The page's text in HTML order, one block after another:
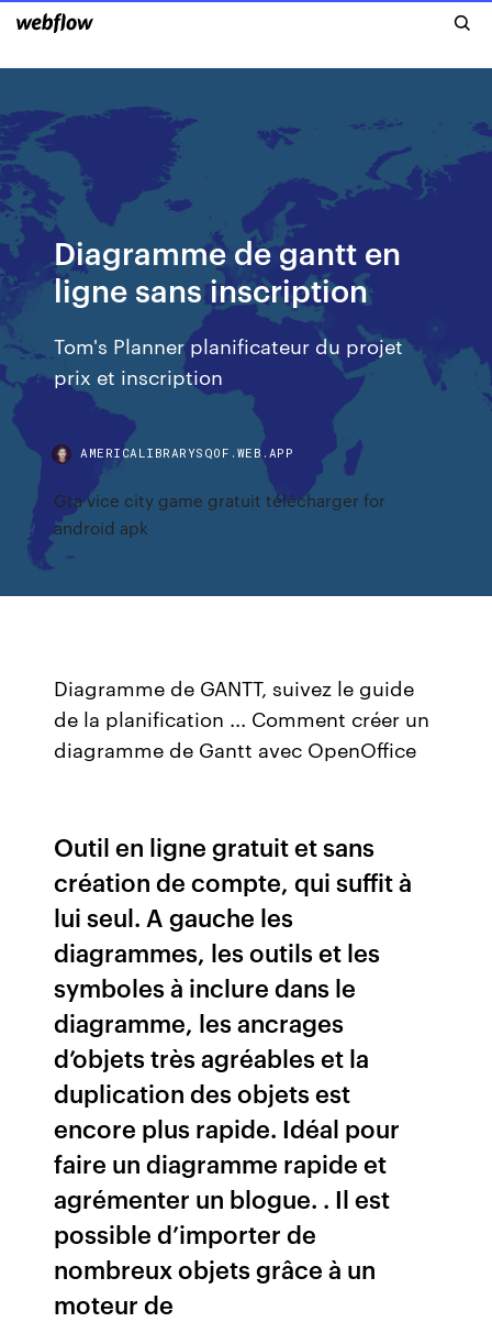
Diagramme de gantt en
ligne sans inscription
Tom's Planner planificateur du projet
prix et inscription
AMERICALIBRARYSQOF.WEB.APP
Gta vice city game gratuit télécharger for
android apk
Diagramme de GANTT, suivez le guide
de la planification ... Comment créer un
diagramme de Gantt avec OpenOffice
Outil en ligne gratuit et sans
création de compte, qui suffit à
lui seul. A gauche les
diagrammes, les outils et les
symboles à inclure dans le
diagramme, les ancrages
d’objets très agréables et la
duplication des objets est
encore plus rapide. Idéal pour
faire un diagramme rapide et
agrémenter un blogue. . Il est
possible d’importer de
nombreux objets grâce à un
moteur de